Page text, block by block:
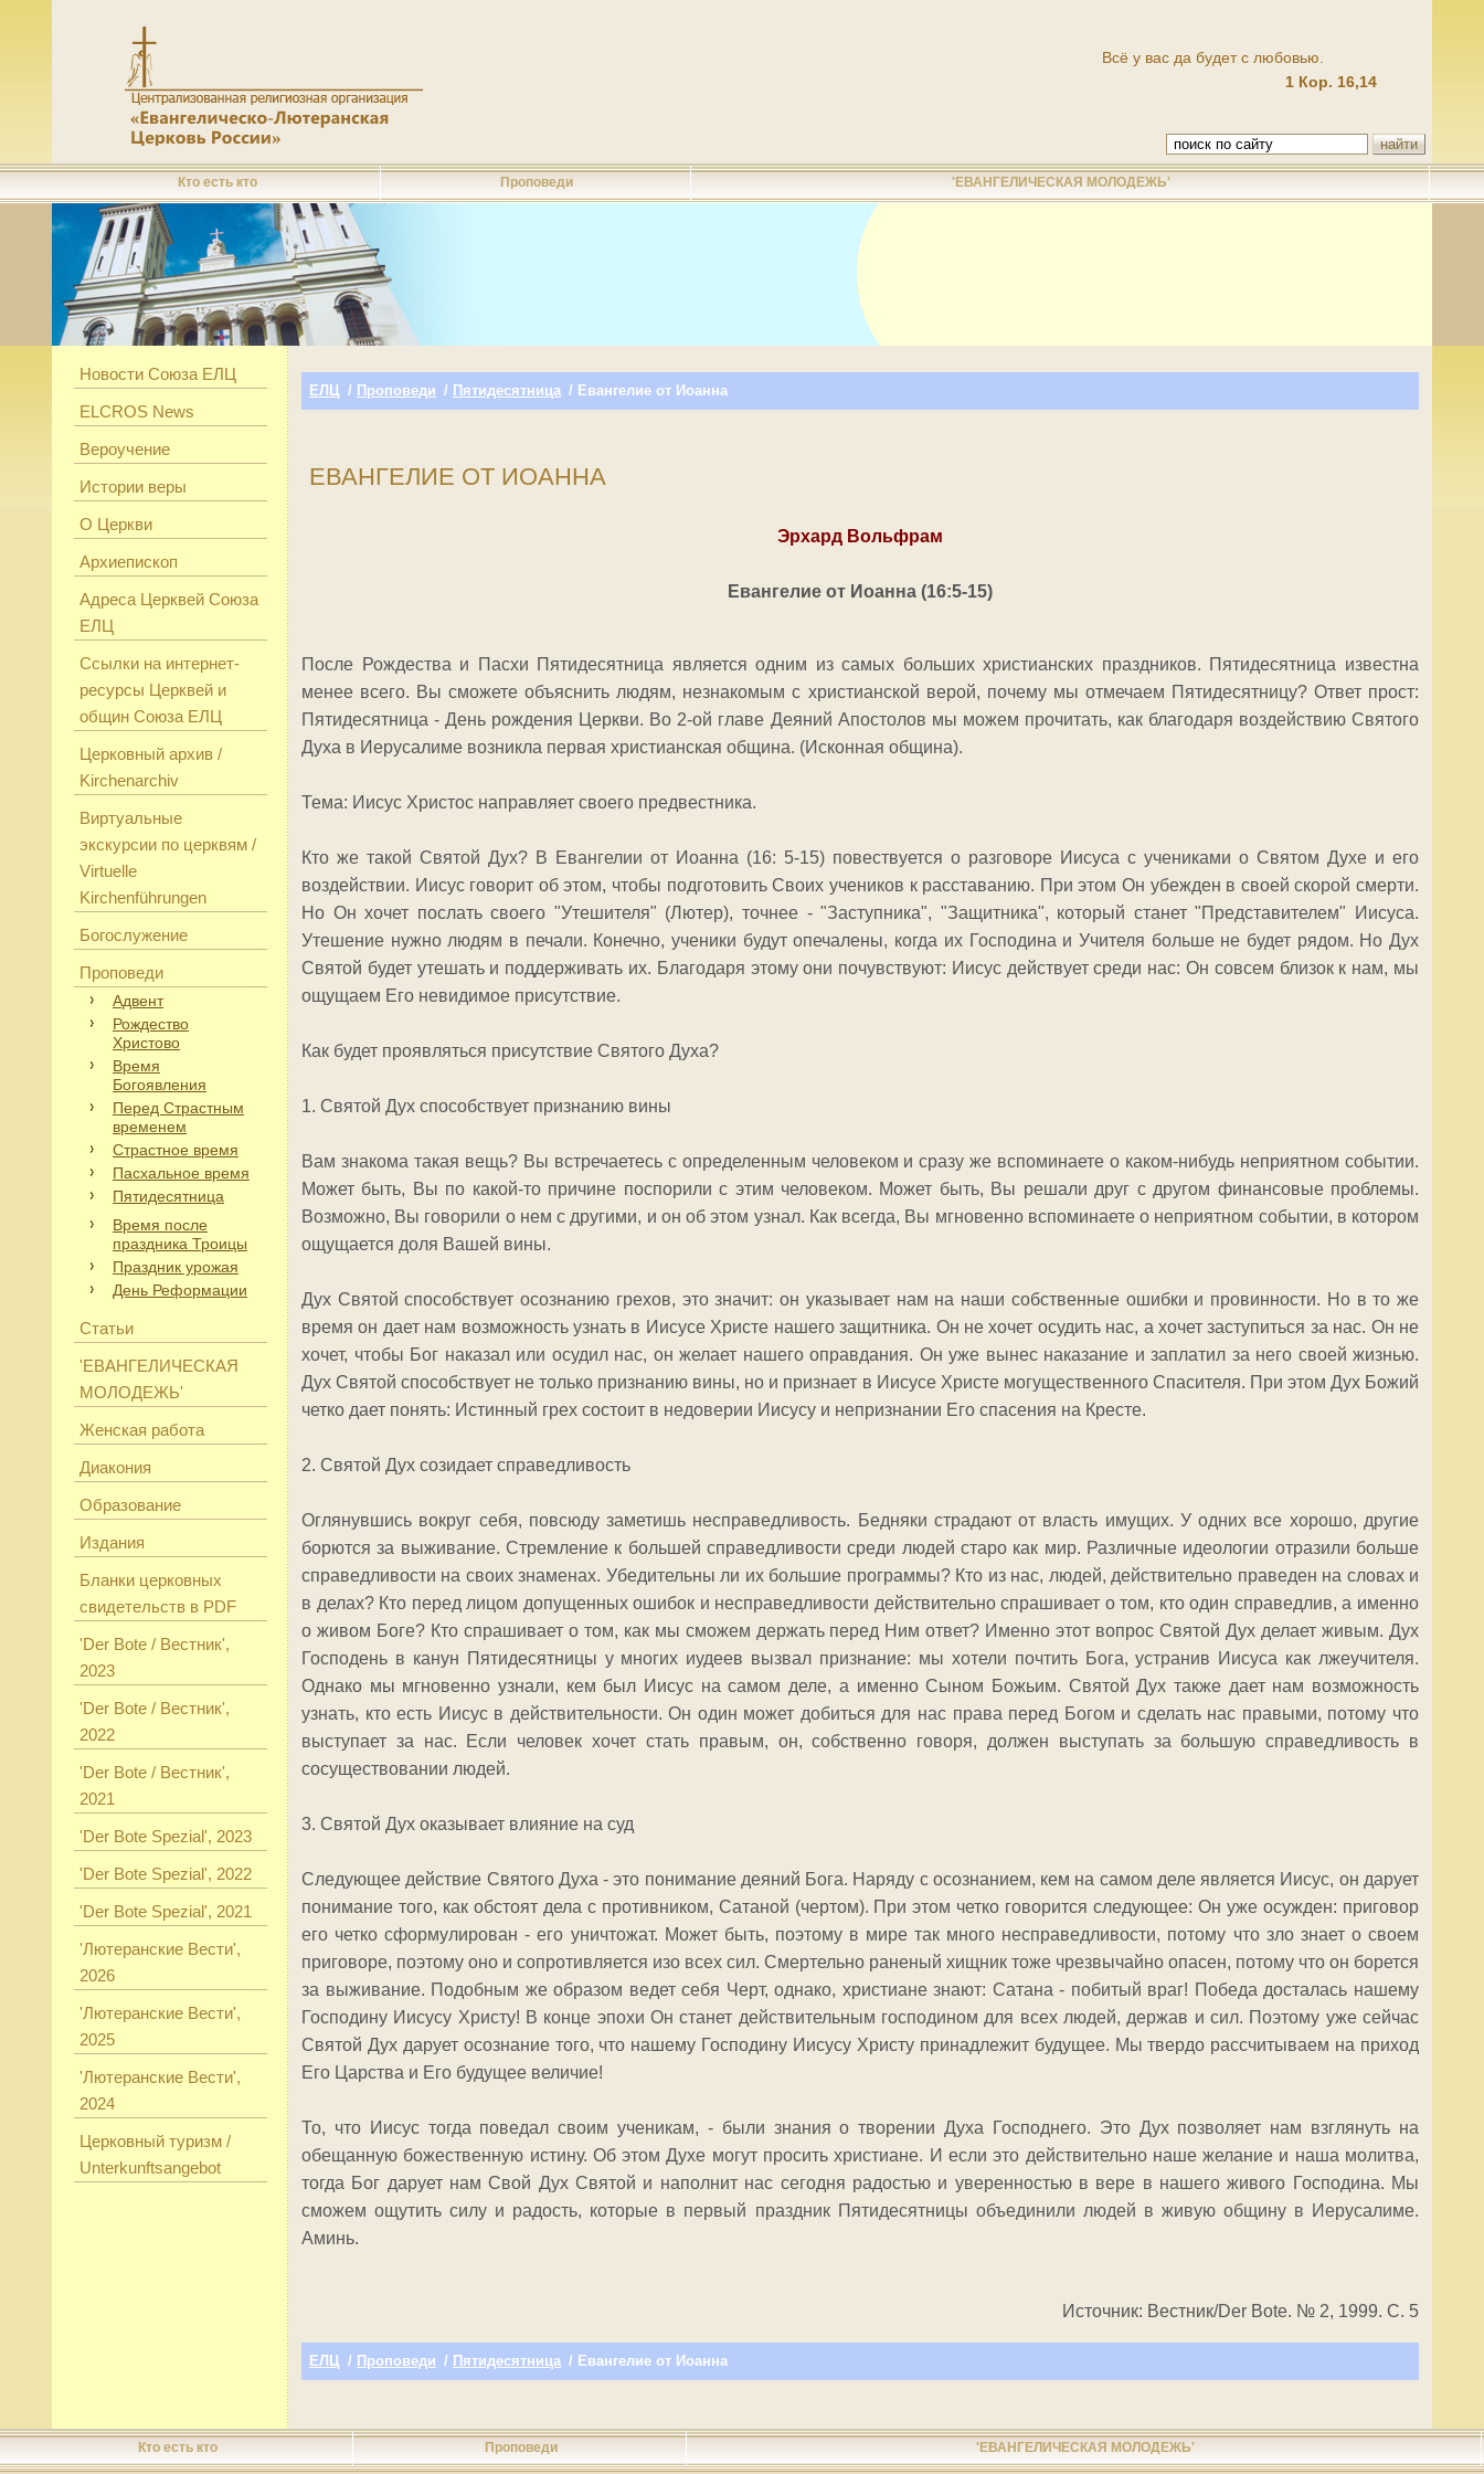
Всё у вас да будет с любовью.
1 Кор. 16,14
Кто есть кто Проповеди 'ЕВАНГЕЛИЧЕСКАЯ МОЛОДЕЖЬ'
Новости Союза ЕЛЦ
ELCROS News
Вероучение
Истории веры
О Церкви
Архиепископ
Адреса Церквей Союза
ЕЛЦ
Ссылки на интернет-
ресурсы Церквей и
общин Союза ЕЛЦ
Церковный архив /
Kirchenarchiv
Виртуальные
экскурсии по церквям /
Virtuelle
Kirchenführungen
Богослужение
Проповеди
Адвент
Рождество
Христово
Время
Богоявления
Перед Страстным
временем
Страстное время
Пасхальное время
Пятидесятница
Время после
праздника Троицы
Праздник урожая
День Реформации
Статьи
'ЕВАНГЕЛИЧЕСКАЯ
МОЛОДЕЖЬ'
Женская работа
Диакония
Образование
Издания
Бланки церковных
свидетельств в PDF
'Der Bote / Вестник',
2023
'Der Bote / Вестник',
2022
'Der Bote / Вестник',
2021
'Der Bote Spezial', 2023
'Der Bote Spezial', 2022
'Der Bote Spezial', 2021
'Лютеранские Вести',
2026
'Лютеранские Вести',
2025
'Лютеранские Вести',
2024
Церковный туризм /
Unterkunftsangebot
ЕЛЦ / Проповеди / Пятидесятница / Евангелие от Иоанна
ЕВАНГЕЛИЕ ОТ ИОАННА
Эрхард Вольфрам
Евангелие от Иоанна (16:5-15)
После Рождества и Пасхи Пятидесятница является одним из самых больших христианских праздников. Пятидесятница известна
менее всего. Вы сможете объяснить людям, незнакомым с христианской верой, почему мы отмечаем Пятидесятницу? Ответ прост:
Пятидесятница - День рождения Церкви. Во 2-ой главе Деяний Апостолов мы можем прочитать, как благодаря воздействию Святого
Духа в Иерусалиме возникла первая христианская община. (Исконная община).
Тема: Иисус Христос направляет своего предвестника.
Кто же такой Святой Дух? В Евангелии от Иоанна (16: 5-15) повествуется о разговоре Иисуса с учениками о Святом Духе и его
воздействии. Иисус говорит об этом, чтобы подготовить Своих учеников к расставанию. При этом Он убежден в своей скорой смерти.
Но Он хочет послать своего "Утешителя" (Лютер), точнее - "Заступника", "Защитника", который станет "Представителем" Иисуса.
Утешение нужно людям в печали. Конечно, ученики будут опечалены, когда их Господина и Учителя больше не будет рядом. Но Дух
Святой будет утешать и поддерживать их. Благодаря этому они почувствуют: Иисус действует среди нас: Он совсем близок к нам, мы
ощущаем Его невидимое присутствие.
Как будет проявляться присутствие Святого Духа?
1. Святой Дух способствует признанию вины
Вам знакома такая вещь? Вы встречаетесь с определенным человеком и сразу же вспоминаете о каком-нибудь неприятном событии.
Может быть, Вы по какой-то причине поспорили с этим человеком. Может быть, Вы решали друг с другом финансовые проблемы.
Возможно, Вы говорили о нем с другими, и он об этом узнал. Как всегда, Вы мгновенно вспоминаете о неприятном событии, в котором
ощущается доля Вашей вины.
Дух Святой способствует осознанию грехов, это значит: он указывает нам на наши собственные ошибки и провинности. Но в то же
время он дает нам возможность узнать в Иисусе Христе нашего защитника. Он не хочет осудить нас, а хочет заступиться за нас. Он не
хочет, чтобы Бог наказал или осудил нас, он желает нашего оправдания. Он уже вынес наказание и заплатил за него своей жизнью.
Дух Святой способствует не только признанию вины, но и признает в Иисусе Христе могущественного Спасителя. При этом Дух Божий
четко дает понять: Истинный грех состоит в недоверии Иисусу и непризнании Его спасения на Кресте.
2. Святой Дух созидает справедливость
Оглянувшись вокруг себя, повсюду заметишь несправедливость. Бедняки страдают от власть имущих. У одних все хорошо, другие
борются за выживание. Стремление к большей справедливости среди людей старо как мир. Различные идеологии отразили больше
справедливости на своих знаменах. Убедительны ли их большие программы? Кто из нас, людей, действительно праведен на словах и
в делах? Кто перед лицом допущенных ошибок и несправедливости действительно спрашивает о том, кто один справедлив, а именно
о живом Боге? Кто спрашивает о том, как мы сможем держать перед Ним ответ? Именно этот вопрос Святой Дух делает живым. Дух
Господень в канун Пятидесятницы у многих иудеев вызвал признание: мы хотели почтить Бога, устранив Иисуса как лжеучителя.
Однако мы мгновенно узнали, кем был Иисус на самом деле, а именно Сыном Божьим. Святой Дух также дает нам возможность
узнать, кто есть Иисус в действительности. Он один может добиться для нас права перед Богом и сделать нас правыми, потому что
выступает за нас. Если человек хочет стать правым, он, собственно говоря, должен выступать за большую справедливость в
сосуществовании людей.
3. Святой Дух оказывает влияние на суд
Следующее действие Святого Духа - это понимание деяний Бога. Наряду с осознанием, кем на самом деле является Иисус, он дарует
понимание того, как обстоят дела с противником, Сатаной (чертом). При этом четко говорится следующее: Он уже осужден: приговор
его четко сформулирован - его уничтожат. Может быть, поэтому в мире так много несправедливости, потому что зло знает о своем
приговоре, поэтому оно и сопротивляется изо всех сил. Смертельно раненый хищник тоже чрезвычайно опасен, потому что он борется
за выживание. Подобным же образом ведет себя Черт, однако, христиане знают: Сатана - побитый враг! Победа досталась нашему
Господину Иисусу Христу! В конце эпохи Он станет действительным господином для всех людей, держав и сил. Поэтому уже сейчас
Святой Дух дарует осознание того, что нашему Господину Иисусу Христу принадлежит будущее. Мы твердо рассчитываем на приход
Его Царства и Его будущее величие!
То, что Иисус тогда поведал своим ученикам, - были знания о творении Духа Господнего. Это Дух позволяет нам взглянуть на
обещанную божественную истину. Об этом Духе могут просить христиане. И если это действительно наше желание и наша молитва,
тогда Бог дарует нам Свой Дух Святой и наполнит нас сегодня радостью и уверенностью в вере в нашего живого Господина. Мы
сможем ощутить силу и радость, которые в первый праздник Пятидесятницы объединили людей в живую общину в Иерусалиме.
Аминь.
Источник: Вестник/Der Bote. № 2, 1999. С. 5
ЕЛЦ / Проповеди / Пятидесятница / Евангелие от Иоанна
Кто есть кто Проповеди 'ЕВАНГЕЛИЧЕСКАЯ МОЛОДЕЖЬ'